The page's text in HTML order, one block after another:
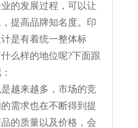
的发展过程，可以让
提高品牌知名度。印
是有着统一整体标
么样的地位呢?下面跟
越来越多，市场的竞
需求也在不断得到提
的质量以及价格，会